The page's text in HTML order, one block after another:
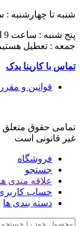
شنبه تا چهارشنبه : ساعت
پنج شنبه : ساعت 9 الی 14
جمعه : تعطیل
تماس با کارینا یدک
قوانین و
تمامی حقوق متعلق
غیر قانونی است
فروشگاه
جستجو
علاقه مندی
حساب
دسته بندی ها